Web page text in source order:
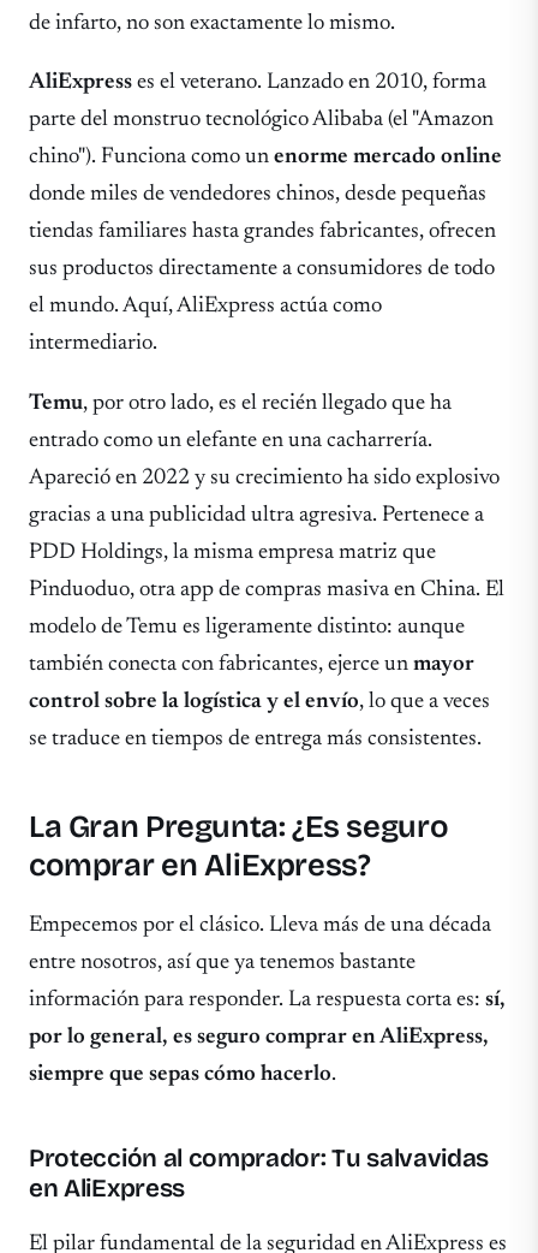
de infarto, no son exactamente lo mismo.
AliExpress es el veterano. Lanzado en 2010, forma
parte del monstruo tecnológico Alibaba (el "Amazon
chino"). Funciona como un enorme mercado online
donde miles de vendedores chinos, desde pequeñas
tiendas familiares hasta grandes fabricantes, ofrecen
sus productos directamente a consumidores de todo
el mundo. Aquí, AliExpress actúa como
intermediario.
Temu, por otro lado, es el recién llegado que ha
entrado como un elefante en una cacharrería.
Apareció en 2022 y su crecimiento ha sido explosivo
gracias a una publicidad ultra agresiva. Pertenece a
PDD Holdings, la misma empresa matriz que
Pinduoduo, otra app de compras masiva en China. El
modelo de Temu es ligeramente distinto: aunque
también conecta con fabricantes, ejerce un mayor
control sobre la logística y el envío, lo que a veces
se traduce en tiempos de entrega más consistentes.
La Gran Pregunta: ¿Es seguro
comprar en AliExpress?
Empecemos por el clásico. Lleva más de una década
entre nosotros, así que ya tenemos bastante
información para responder. La respuesta corta es: sí,
por lo general, es seguro comprar en AliExpress,
siempre que sepas cómo hacerlo.
Protección al comprador: Tu salvavidas
en AliExpress
El pilar fundamental de la seguridad en AliExpress es